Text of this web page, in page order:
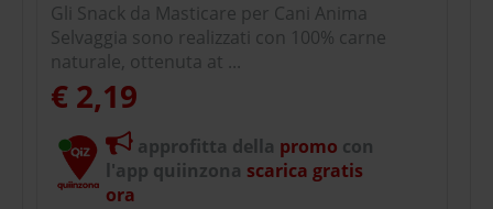
Gli Snack da Masticare per Cani Anima
Selvaggia sono realizzati con 100% carne
naturale, ottenuta at ...
€ 2,19
approfitta della promo con
l'app quiinzona scarica gratis
ora